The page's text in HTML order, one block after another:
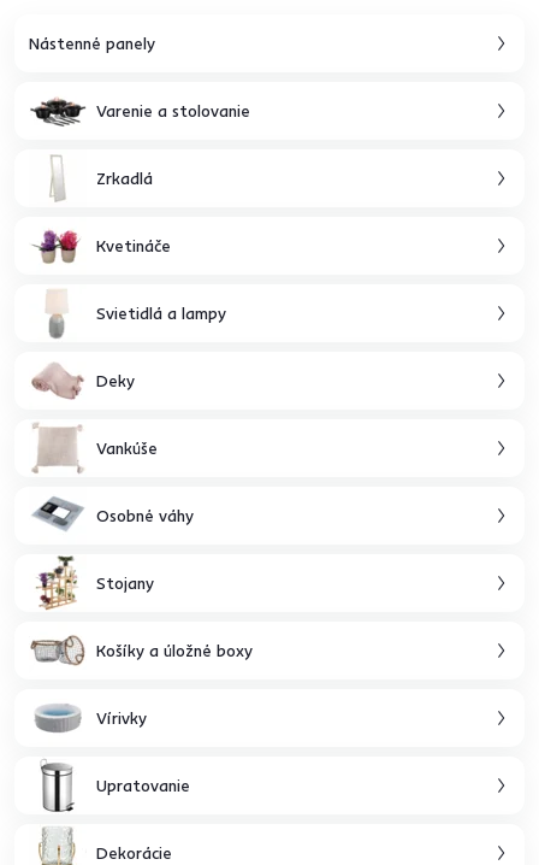
Nástenné panely
Varenie a stolovanie
Zrkadlá
Kvetináče
Svietidlá a lampy
Deky
Vankúše
Osobné váhy
Stojany
Košíky a úložné boxy
Vírivky
Upratovanie
Dekorácie